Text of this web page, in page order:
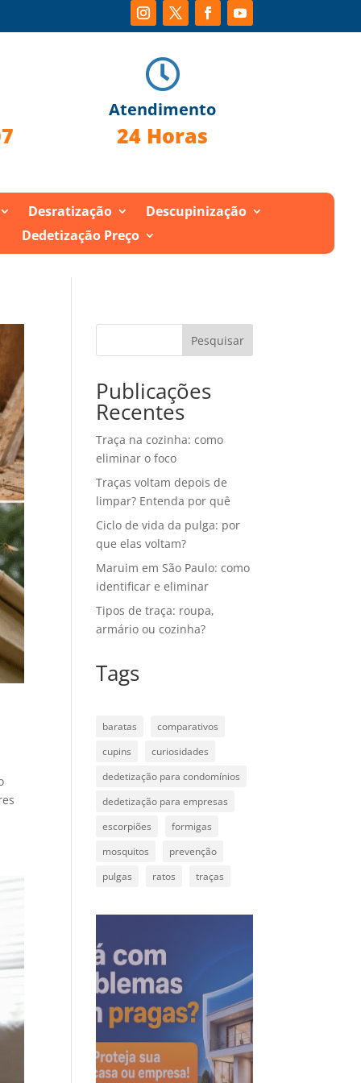

Atendimento
24 Horas
Desratização
Descupinização
Dedetização Preço
Pesquisar
Publicações
Recentes
Traça na cozinha: como
eliminar o foco
Traças voltam depois de
limpar? Entenda por quê
Ciclo de vida da pulga: por
que elas voltam?
Maruim em São Paulo: como
identificar e eliminar
Tipos de traça: roupa,
armário ou cozinha?
Tags
baratas
comparativos
cupins
curiosidades
dedetização para condomínios
dedetização para empresas
escorpiões
formigas
mosquitos
prevenção
pulgas
ratos traças